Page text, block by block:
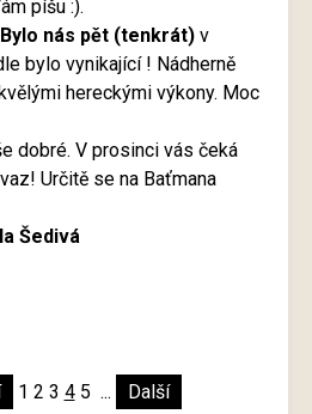
píšu :).
Bylo nás pět (tenkrát) v
bylo vynikající ! Nádherně
hereckými výkony. Moc
dobré. V prosinci vás čeká
Určitě se na Baťmana
Šedivá
1 2 3 4 5 ... Další